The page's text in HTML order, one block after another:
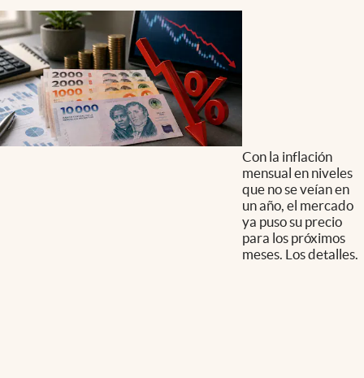
Con la inflación
mensual en niveles
que no se veían en
un año, el mercado
ya puso su precio
para los próximos
meses. Los detalles.